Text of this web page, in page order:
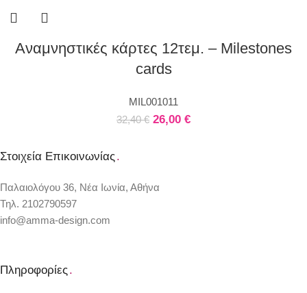
Αναμνηστικές κάρτες 12τεμ. – Milestones
cards
MIL001011
32,40€ 26,00 €
Στοιχεία Επικοινωνίας.
Παλαιολόγου 36, Νέα Ιωνία, Αθήνα
Τηλ. 2102790597
info@amma-design.com
Πληροφορίες.